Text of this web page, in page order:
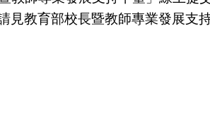
見教育部校長暨教師專業發展支